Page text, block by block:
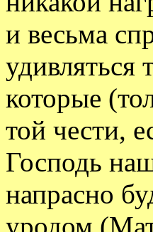
и весьма
удивляться
которые
той чести,
Господь
напрасно